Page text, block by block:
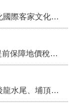
苗栗客家青少年訪問團前進馬來西亞 深化國際客家文化交流
移轉土地勾選土地現值申報書第14欄，提前保障地價稅節稅權益
苗栗農村綠色照顧成果登上全國舞台！ 後龍水尾、埔頂社區前進2026高齡健康產業博覽會